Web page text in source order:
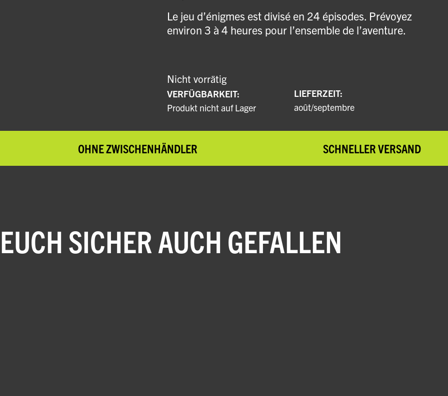
Le jeu d’énigmes est divisé en 24 épisodes. Prévoyez
environ 3 à 4 heures pour l’ensemble de l’aventure.
Nicht vorrätig
VERFÜGBARKEIT:
Produkt nicht auf Lager
LIEFERZEIT:
août/septembre
OHNE ZWISCHENHÄNDLER SCHNELLER VERSAND
SICHER AUCH GEFALLEN